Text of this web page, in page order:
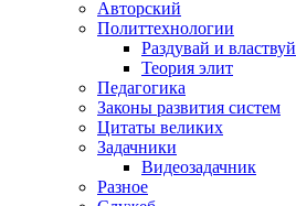
Авторский
Политтехнологии
Раздувай и властвуй
Теория элит
​Педагогика
Законы развития систем
Цитаты великих
Задачники
Видеозадачник
Разное